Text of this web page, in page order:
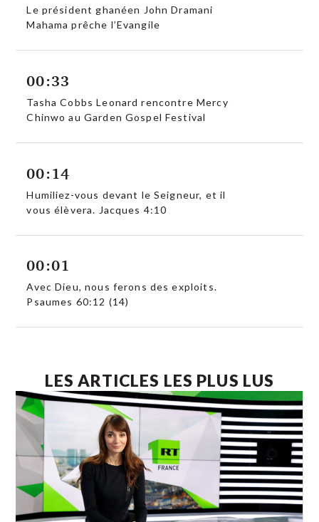
Le président ghanéen John Dramani
Mahama prêche l’Evangile
00:33
Tasha Cobbs Leonard rencontre Mercy
Chinwo au Garden Gospel Festival
00:14
Humiliez-vous devant le Seigneur, et il
vous élèvera. Jacques 4:10
00:01
Avec Dieu, nous ferons des exploits.
Psaumes 60:12 (14)
LES ARTICLES LES PLUS LUS